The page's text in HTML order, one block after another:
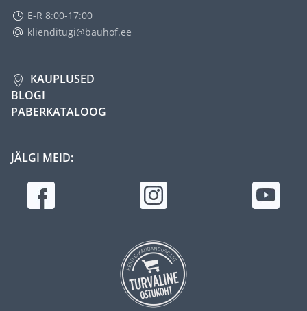
E-R 8:00-17:00
klienditugi@bauhof.ee
KAUPLUSED
BLOGI
PABERKATALOOG
JÄLGI MEID: